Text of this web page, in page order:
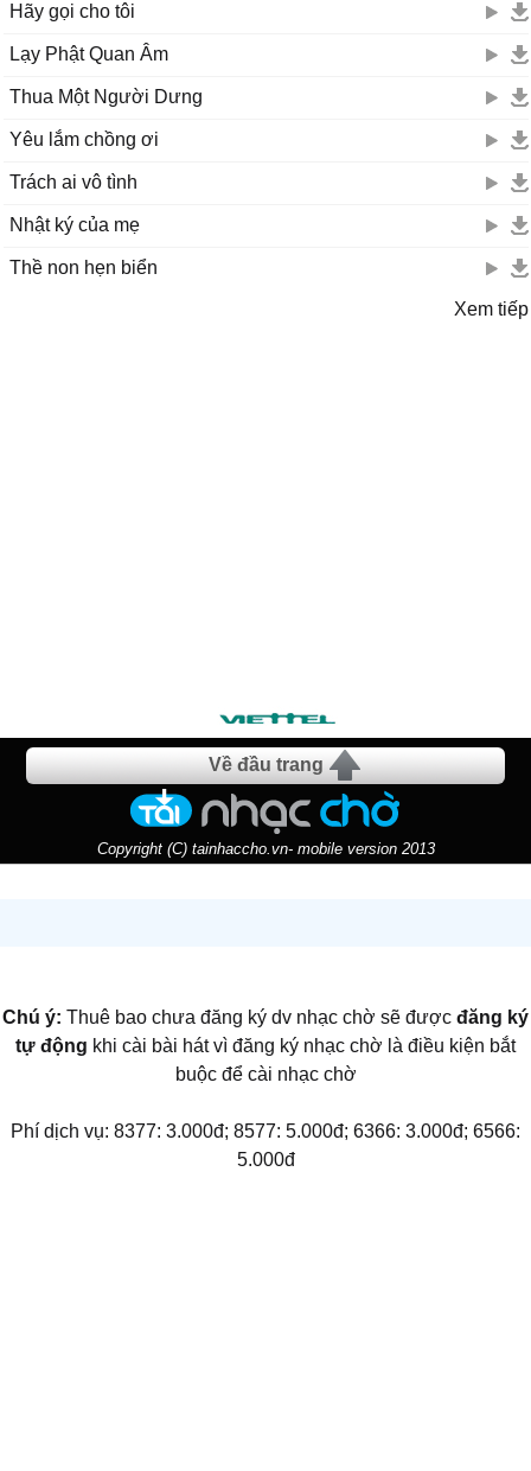
Hãy gọi cho tôi
Lạy Phật Quan Âm
Thua Một Người Dưng
Yêu lắm chồng ơi
Trách ai vô tình
Nhật ký của mẹ
Thề non hẹn biển
Xem tiếp
Về đầu trang
Copyright (C) tainhaccho.vn- mobile version 2013
Chú ý: Thuê bao chưa đăng ký dv nhạc chờ sẽ được đăng ký
tự động khi cài bài hát vì đăng ký nhạc chờ là điều kiện bắt
buộc để cài nhạc chờ
Phí dịch vụ: 8377: 3.000đ; 8577: 5.000đ; 6366: 3.000đ; 6566:
5.000đ